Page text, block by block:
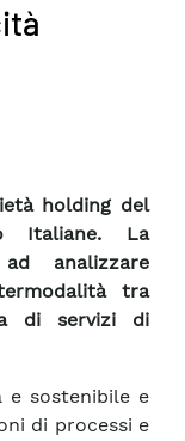
holding del
Italiane. La
analizzare
tra
di servizi di
e sostenibile e
di processi e